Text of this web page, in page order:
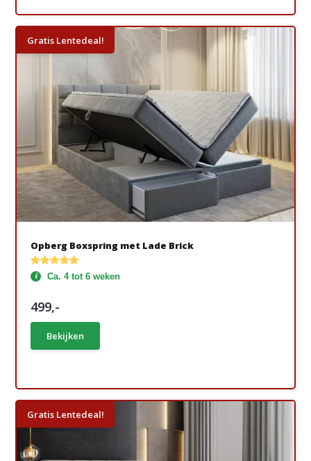
Gratis Lentedeal!
Opberg Boxspring met Lade Brick
Ca. 4 tot 6 weken
499,-
Bekijken
Gratis Lentedeal!